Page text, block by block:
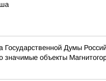
Государственной Думы
объекты